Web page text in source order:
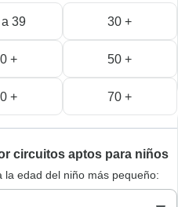
39 30 +
+ 50 +
+ 70 +
circuitos aptos para niños
la edad del niño más pequeño: